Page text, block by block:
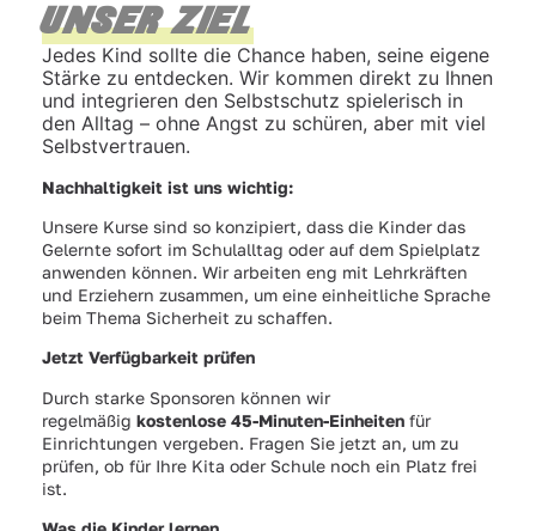
UNSER ZIEL
Jedes Kind sollte die Chance haben, seine eigene
Stärke zu entdecken. Wir kommen direkt zu Ihnen
und integrieren den Selbstschutz spielerisch in
den Alltag – ohne Angst zu schüren, aber mit viel
Selbstvertrauen.
Nachhaltigkeit ist uns wichtig:
Unsere Kurse sind so konzipiert, dass die Kinder das
Gelernte sofort im Schulalltag oder auf dem Spielplatz
anwenden können. Wir arbeiten eng mit Lehrkräften
und Erziehern zusammen, um eine einheitliche Sprache
beim Thema Sicherheit zu schaffen.
Jetzt Verfügbarkeit prüfen
Durch starke Sponsoren können wir
regelmäßig kostenlose 45-Minuten-Einheiten für
Einrichtungen vergeben. Fragen Sie jetzt an, um zu
prüfen, ob für Ihre Kita oder Schule noch ein Platz frei
ist.